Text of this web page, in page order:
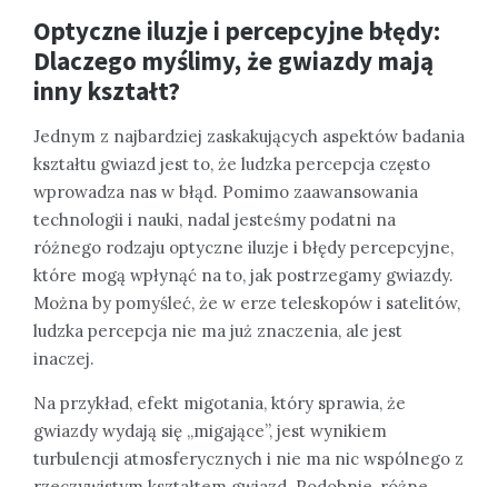
Optyczne iluzje i percepcyjne błędy:
Dlaczego myślimy, że gwiazdy mają
inny kształt?
Jednym z najbardziej zaskakujących aspektów badania
kształtu gwiazd jest to, że ludzka percepcja często
wprowadza nas w błąd. Pomimo zaawansowania
technologii i nauki, nadal jesteśmy podatni na
różnego rodzaju optyczne iluzje i błędy percepcyjne,
które mogą wpłynąć na to, jak postrzegamy gwiazdy.
Można by pomyśleć, że w erze teleskopów i satelitów,
ludzka percepcja nie ma już znaczenia, ale jest
inaczej.
Na przykład, efekt migotania, który sprawia, że
gwiazdy wydają się „migające”, jest wynikiem
turbulencji atmosferycznych i nie ma nic wspólnego z